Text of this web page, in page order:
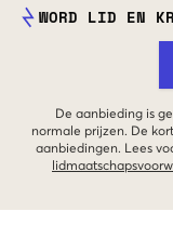
WORD LID EN
De aanbieding is
normale prijzen. De
aanbiedingen. Lees